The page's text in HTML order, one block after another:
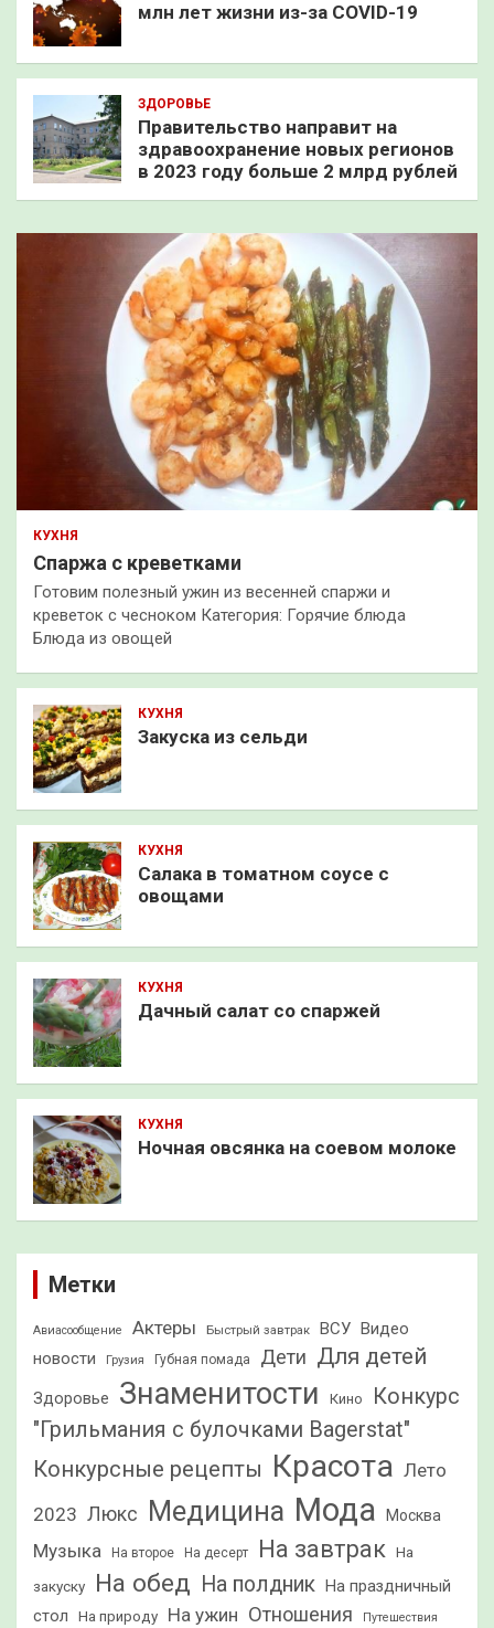
млн лет жизни из-за COVID-19
ЗДОРОВЬЕ
Правительство направит на
здравоохранение новых регионов
в 2023 году больше 2 млрд рублей
КУХНЯ
Спаржа с креветками
Готовим полезный ужин из весенней спаржи и
креветок с чесноком Категория: Горячие блюда
Блюда из овощей
КУХНЯ
Закуска из сельди
КУХНЯ
Салака в томатном соусе с
овощами
КУХНЯ
Дачный салат со спаржей
КУХНЯ
Ночная овсянка на соевом молоке
Метки
Авиасообщение Актеры Быстрый завтрак ВСУ Видео
новости
Грузия Губная помада Дети Для детей
Здоровье Знаменитости Кино
Конкурс
"Грильмания с булочками Bagerstat"
Конкурсные рецепты Красота Лето
2023 Люкс Медицина Мода Москва
Музыка На второе На десерт На завтрак На
закуску На обед На полдник На праздничный
стол
На природу На ужин Отношения Путешествия